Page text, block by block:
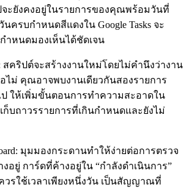
จะยังคงอยู่ในรายการของคุณพร้อมวันที่
ครบกำหนดสีแดงใน Google Tasks จะ
ำหนดมองเห็นได้ชัดเจน
สคริปต์จะสร้างงานใหม่โดยไม่คำนึงว่างาน
ไม่ คุณอาจพบงานเดียวกันสองรายการ
ให้เพิ่มขั้นตอนการทำความสะอาดใน
บถาวรรายการที่เกินกำหนดและยังไม่
มุมมองกระดานทำให้ง่ายต่อการตรวจ
อยู่ การ์ดที่ค้างอยู่ใน “กำลังดำเนินการ”
วรใช้เวลาเพียงหนึ่งวัน เป็นสัญญาณที่